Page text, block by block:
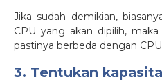
Jika sudah demikian,
CPU yang akan dipilih,
pastinya berbeda dengan
3. Tentukan